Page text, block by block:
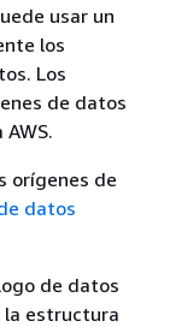
usar un
los
Los
de datos
orígenes de
datos
de datos
la estructura